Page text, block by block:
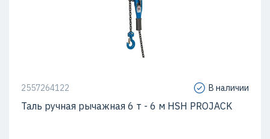
2557264122 В наличии
Таль ручная рычажная 6 т - 6 м HSH PROJACK